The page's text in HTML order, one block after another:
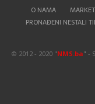
O NAMA
PRONAĐENI NESTALI
© 2012 - 2020 "NMS.ba" -